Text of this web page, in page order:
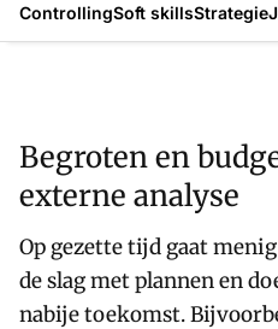
ControllingSoft skillsStrategie
Begroten en
externe analyse
Op gezette tijd gaat
de slag met plannen en
nabije toekomst.